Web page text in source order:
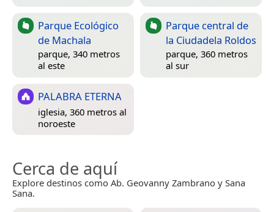
Parque Ecológico
de Machala
parque, 340 metros
al este
Parque central de
la Ciudadela Roldos
parque, 360 metros
al sur
PALABRA ETERNA
iglesia, 360 metros al
noroeste
Cerca de aquí
Explore destinos como Ab. Geovanny Zambrano y Sana
Sana.